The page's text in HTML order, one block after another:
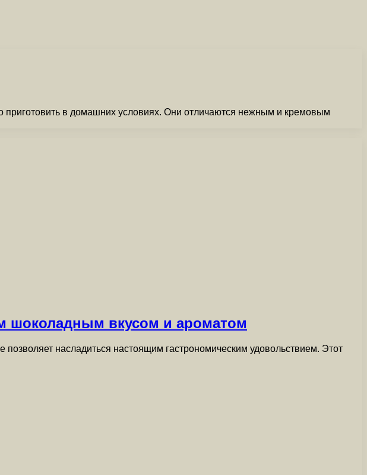
в домашних условиях. Они отличаются нежным и кремовым
шоколадным вкусом и ароматом
насладиться настоящим гастрономическим удовольствием. Этот